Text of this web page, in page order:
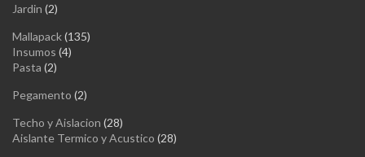
Jardin 22
Mallapack 135135
Insumos 44
Pasta 22
Pegamento 22
Techo y Aislacion 2828
productos
Aislante Termico y Acustico 2828